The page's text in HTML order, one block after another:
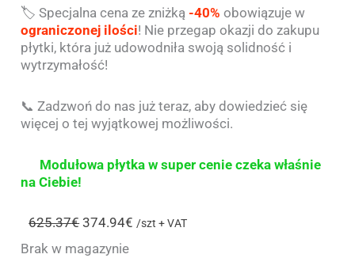
🏷️ Specjalna cena ze zniżką -40% obowiązuje w
ograniczonej ilości! Nie przegap okazji do zakupu
płytki, która już udowodniła swoją solidność i
wytrzymałość!
📞 Zadzwoń do nas już teraz, aby dowiedzieć się
więcej o tej wyjątkowej możliwości.
Modułowa płytka w super cenie czeka właśnie
na Ciebie!
625.37€ 374.94€ /szt + VAT
Brak w magazynie